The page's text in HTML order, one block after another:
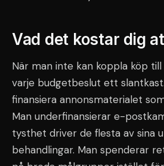
Vad det kostar dig
När man inte kan koppla köp
varje budgetbeslut ett
finansiera annonsmaterialet
Man underfinansierar e-
tysthet driver de flesta av sina
behandlingar. Man spenderar